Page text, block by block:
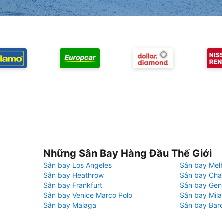
Những Sân Bay Hàng Đầu Thế Giới
Sân bay Los Angeles
Sân bay
Sân bay Heathrow
Sân bay
Sân bay Frankfurt
Sân bay
Sân bay Venice Marco Polo
Sân bay
Sân bay Malaga
Sân bay